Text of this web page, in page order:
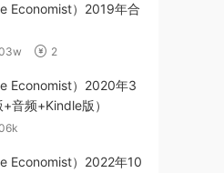
Economist）2019年合
2
Economist）2020年3
音频+Kindle版）
Economist）2022年10